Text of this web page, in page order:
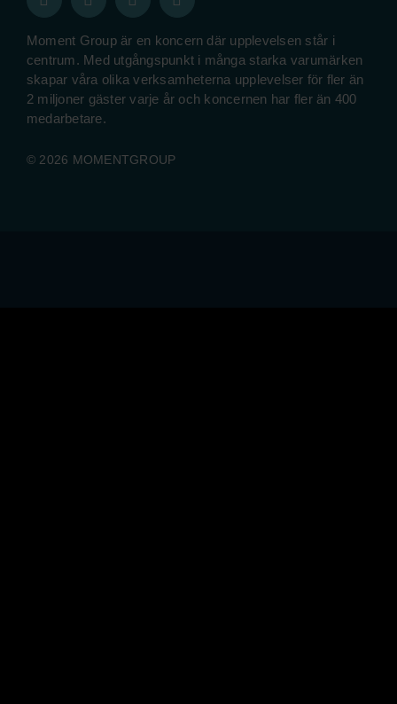
Moment Group är en koncern där upplevelsen står i
centrum. Med utgångspunkt i många starka varumärken
skapar våra olika verksamheterna upplevelser för fler än
2 miljoner gäster varje år och koncernen har fler än 400
medarbetare.
© 2026 MOMENTGROUP